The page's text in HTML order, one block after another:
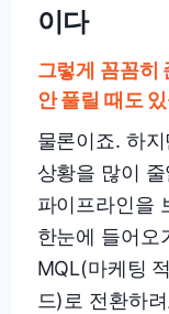
이다
그렇게 꼼꼼히
안 풀릴 때도
물론이죠. 하
상황을 많이
파이프라인을
한눈에 들어오
MQL(마케팅
드)로 전환하